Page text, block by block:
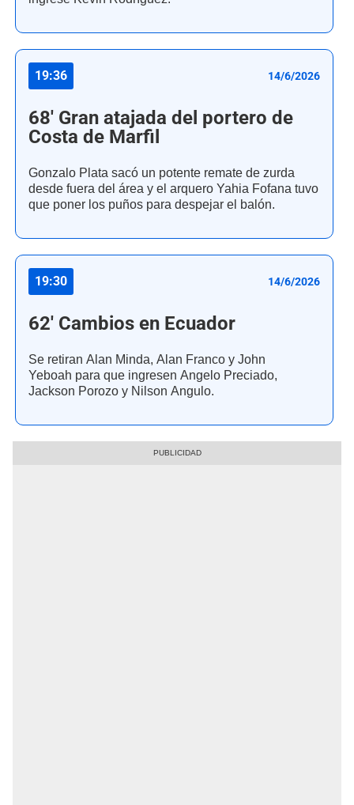
19:36 14/6/2026
68' Gran atajada del portero de
Costa de Marfil
Gonzalo Plata sacó un potente remate de zurda
desde fuera del área y el arquero Yahia Fofana tuvo
que poner los puños para despejar el balón.
19:30 14/6/2026
62' Cambios en Ecuador
Se retiran Alan Minda, Alan Franco y John
Yeboah para que ingresen Angelo Preciado,
Jackson Porozo y Nilson Angulo.